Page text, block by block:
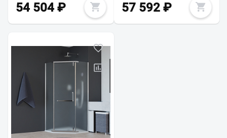
54 504 ₽ 57 592₽